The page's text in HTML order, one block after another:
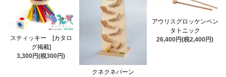
スティッキー [カタロ
グ掲載]
3,300円(税300円)
クネクネバーン
アウリスグロッケンペン
タトニック
26,400円(税2,400円)